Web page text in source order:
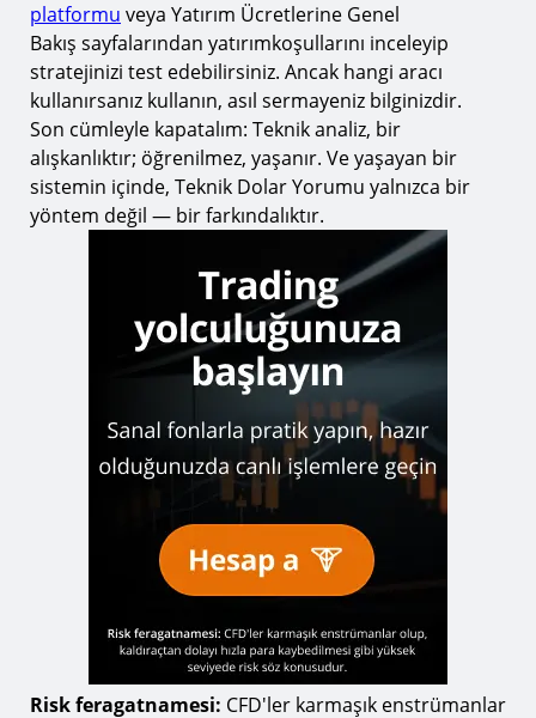
platformu veya Yatırım Ücretlerine Genel
Bakış sayfalarından yatırımkoşullarını inceleyip
stratejinizi test edebilirsiniz. Ancak hangi aracı
kullanırsanız kullanın, asıl sermayeniz bilginizdir.
Son cümleyle kapatalım: Teknik analiz, bir
alışkanlıktır; öğrenilmez, yaşanır. Ve yaşayan bir
sistemin içinde, Teknik Dolar Yorumu yalnızca bir
yöntem değil — bir farkındalıktır.
Risk feragatnamesi: CFD'ler karmaşık enstrümanlar